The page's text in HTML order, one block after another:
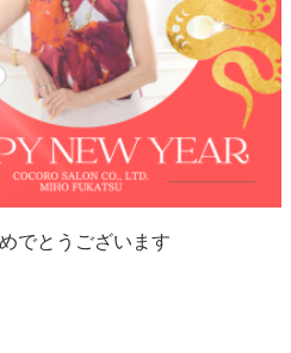
でとうございます